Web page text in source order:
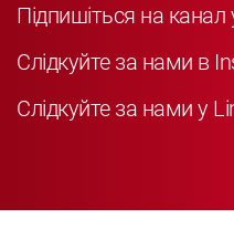
Підпишіться на канал
Слідкуйте за нами в
Слідкуйте за нами у